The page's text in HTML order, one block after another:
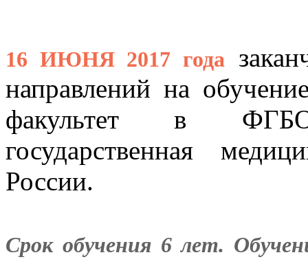
16 ИЮНЯ 2017 года
направлений на
факультет в
государственная
России.
Срок обучения 6 лет.